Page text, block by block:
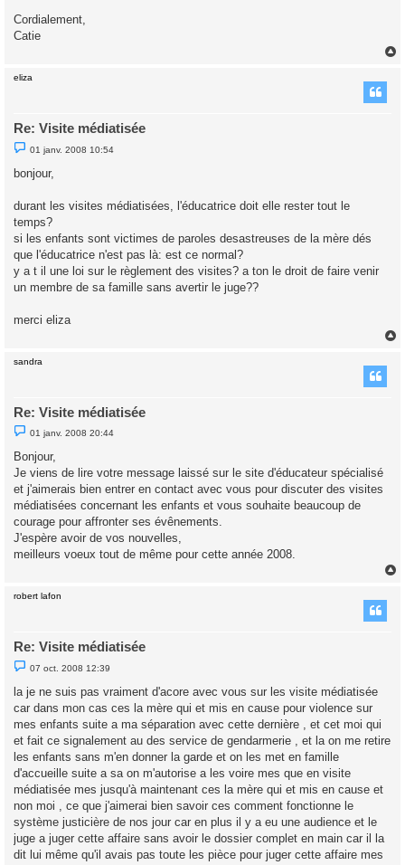
Cordialement,
Catie
eliza
Re: Visite médiatisée
M
e
s
e
n
o
n
l
01 janv. 2008 10:54
bonjour,
durant les visites médiatisées, l'éducatrice doit elle rester tout le
temps?
si les enfants sont victimes de paroles desastreuses de la mère dés
que l'éducatrice n'est pas là: est ce normal?
y a t il une loi sur le règlement des visites? a ton le droit de faire venir
un membre de sa famille sans avertir le juge??
merci eliza
sandra
Re: Visite médiatisée
M
e
s
a
g
e
n
n
l
u
01 janv. 2008 20:44
Bonjour,
Je viens de lire votre message laissé sur le site d'éducateur spécialisé
et j'aimerais bien entrer en contact avec vous pour discuter des visites
médiatisées concernant les enfants et vous souhaite beaucoup de
courage pour affronter ses évênements.
J'espère avoir de vos nouvelles,
meilleurs voeux tout de même pour cette année 2008.
robert lafon
Re: Visite médiatisée
M
e
s
s
a
e
n
n
l
u
07 oct. 2008 12:39
la je ne suis pas vraiment d'acore avec vous sur les visite médiatisée
car dans mon cas ces la mère qui et mis en cause pour violence sur
mes enfants suite a ma séparation avec cette dernière , et cet moi qui
et fait ce signalement au des service de gendarmerie , et la on me retire
les enfants sans m'en donner la garde et on les met en famille
d'accueille suite a sa on m'autorise a les voire mes que en visite
médiatisée mes jusqu'à maintenant ces la mère qui et mis en cause et
non moi , ce que j'aimerai bien savoir ces comment fonctionne le
système justicière de nos jour car en plus il y a eu une audience et le
juge a juger cette affaire sans avoir le dossier complet en main car il la
dit lui même qu'il avais pas toute les pièce pour juger cette affaire mes